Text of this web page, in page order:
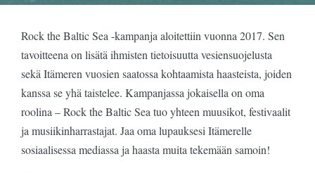
Rock the Baltic Sea -kampanja aloitettiin vuonna 2017. Sen
tavoitteena on lisätä ihmisten tietoisuutta vesiensuojelusta
sekä Itämeren vuosien saatossa kohtaamista haasteista, joiden
kanssa se yhä taistelee. Kampanjassa jokaisella on oma
roolina – Rock the Baltic Sea tuo yhteen muusikot, festivaalit
ja musiikinharrastajat. Jaa oma lupauksesi Itämerelle
sosiaalisessa mediassa ja haasta muita tekemään samoin!